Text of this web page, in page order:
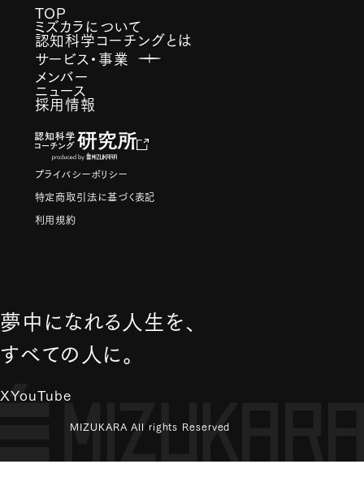
TOP
ミズカラについて
認知科学コーチングとは
サービス・事業
メンバー
ニュース
採用情報
プライバシーポリシー
特定商取引法に基づく表記
利用規約
夢中になれる人生を、
すべての人に。
XYouTube
MIZUKARA All rights Reserved